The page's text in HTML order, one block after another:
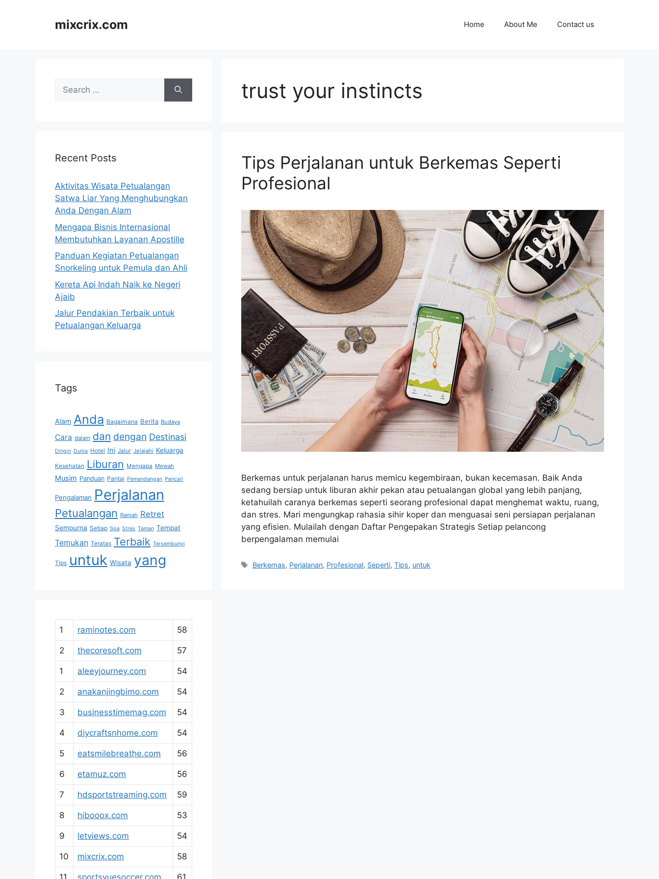
mixcrix.com Home About Me Contact us
trust your instincts
Tips Perjalanan untuk Berkemas Seperti
Profesional
Berkemas untuk perjalanan harus memicu kegembiraan, bukan kecemasan. Baik Anda
sedang bersiap untuk liburan akhir pekan atau petualangan global yang lebih panjang,
ketahuilah caranya berkemas seperti seorang profesional dapat menghemat waktu, ruang,
dan stres. Mari mengungkap rahasia sihir koper dan menguasai seni persiapan perjalanan
yang efisien. Mulailah dengan Daftar Pengepakan Strategis Setiap pelancong
berpengalaman memulai
Tags
Berkemas, Perjalanan, Profesional, Seperti,Tips, untuk
Search
for:
Recent Posts
Aktivitas Wisata Petualangan
Satwa Liar Yang Menghubungkan
Anda Dengan Alam
Mengapa Bisnis Internasional
Membutuhkan Layanan Apostille
Panduan Kegiatan Petualangan
Snorkeling untuk Pemula dan Ahli
Kereta Api Indah Naik ke Negeri
Ajaib
Jalur Pendakian Terbaik untuk
Petualangan Keluarga
Tags
Alam Anda Bagaimana Berita Budaya
Cara dalam dan dengan Destinasi
Dingin Dunia Hotel Ini Jalur Jelajahi Keluarga
Kesehatan Liburan Mengapa Mewah
Musim Panduan Pantai Pemandangan Pencari
Pengalaman Perjalanan
Petualangan Ramah Retret
Sempurna Setiap Spa Stres Taman Tempat
Temukan Teratas Terbaik Tersembunyi
Tips untuk Wisata yang
1 raminotes.com 58
2 thecoresoft.com 57
1 aleeyjourney.com 54
2 anakanjingbimo.com 54
3 businesstimemag.com 54
4 diycraftsnhome.com 54
5 eatsmilebreathe.com 56
6 etamuz.com 56
7 hdsportstreaming.com 59
8 hibooox.com 53
9 letviews.com 54
10 mixcrix.com 58
11 sportsvuesoccer.com 61